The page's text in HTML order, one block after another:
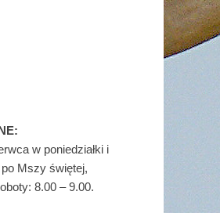
w poniedziałki i
Mszy świętej,
8.00 – 9.00.